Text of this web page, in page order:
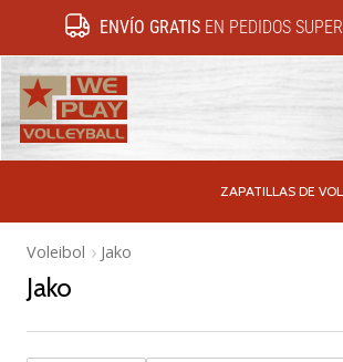
ENVÍO GRATISEN PEDIDOS
ZAPATILLAS DE
Voleibol Jako
Jako